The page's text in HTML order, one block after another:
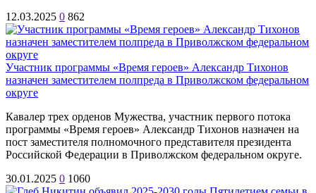
12.03.2025 0 862
Участник программы «Время героев» Александр Тихонов
назначен заместителем полпреда в Приволжском федеральном
округе
Кавалер трех орденов Мужества, участник первого потока
программы «Время героев» Александр Тихонов назначен на
пост заместителя полномочного представителя президента
Российской Федерации в Приволжском федеральном округе.
30.01.2025 0 1060